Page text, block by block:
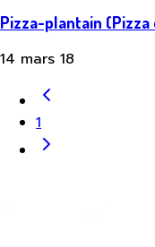
Pizza-plantain (Pizza
14 mars 18
1